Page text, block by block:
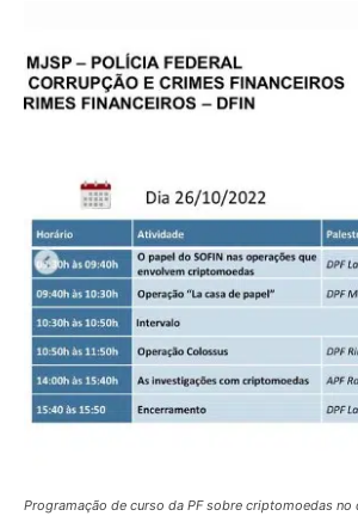
Programação de curso da PF sobre criptomoedas